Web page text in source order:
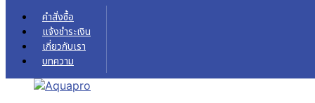
Skip to content
คำสั่งซื้อ
แจ้งชำระเงิน
เกี่ยวกับเรา
บทความ